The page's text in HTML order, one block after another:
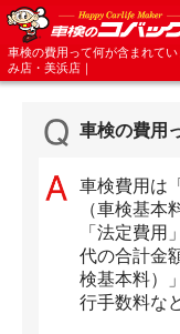
車検の費用って何が含まれて
み店・美浜店｜
車検の費用
車検費用は
（車検基本
「法定費用
代の合計金
検基本料）
行手数料な